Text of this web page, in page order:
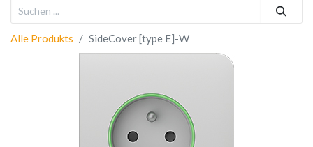
Alle Produkts SideCover [type E]-W